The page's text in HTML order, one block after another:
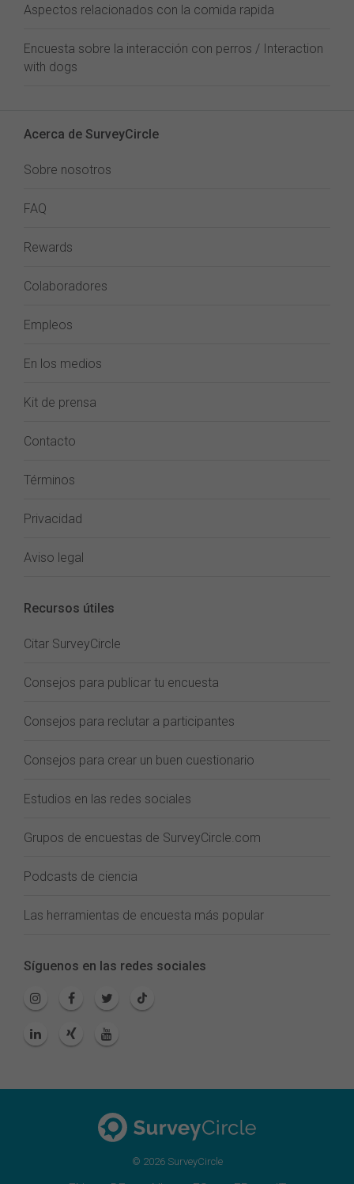
Aspectos relacionados con la comida rapida
Encuesta sobre la interacción con perros / Interaction
with dogs
Acerca de SurveyCircle
Sobre nosotros
FAQ
Rewards
Colaboradores
Empleos
En los medios
Kit de prensa
Contacto
Términos
Privacidad
Aviso legal
Recursos útiles
Citar SurveyCircle
Consejos para publicar tu encuesta
Consejos para reclutar a participantes
Consejos para crear un buen cuestionario
Estudios en las redes sociales
Grupos de encuestas de SurveyCircle.com
Podcasts de ciencia
Las herramientas de encuesta más popular
Síguenos en las redes sociales
© 2026 SurveyCircle